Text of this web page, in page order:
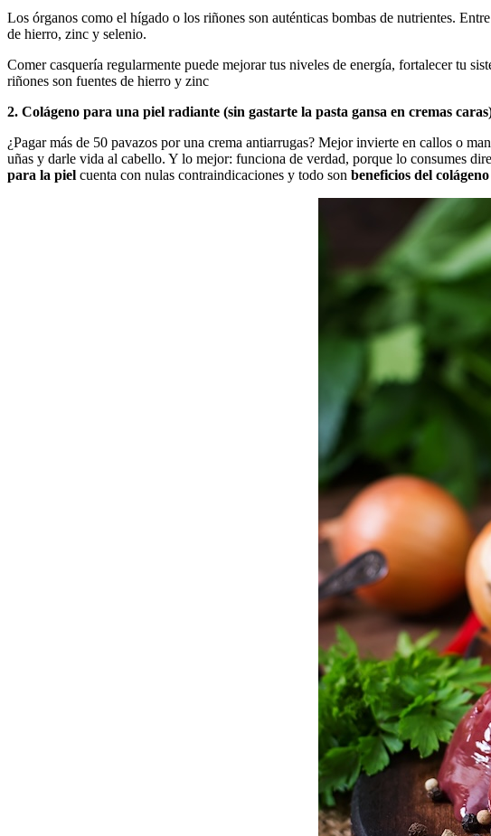
Los órganos como el hígado o los riñones son auténticas bombas de nutrientes.
de hierro, zinc y selenio.
Comer casquería regularmente puede mejorar tus niveles de energía, fortalecer tu
riñones son fuentes de hierro y zinc
2. Colágeno para una piel radiante (sin gastarte la pasta gansa en cremas
¿Pagar más de 50 pavazos por una crema antiarrugas? Mejor invierte en callos o
uñas y darle vida al cabello. Y lo mejor: funciona de verdad, porque lo consumes
para la piel cuenta con nulas contraindicaciones y todo son beneficios del